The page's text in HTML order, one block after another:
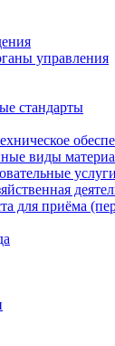
управления
стандарты
виды
услуги
для приёма